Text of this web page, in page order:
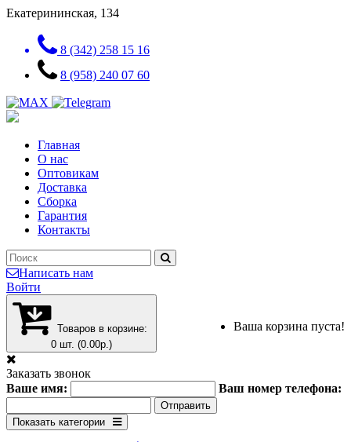
Екатерининская, 134
8 (342) 258 15 16
8 (958) 240 07 60
Главная
О нас
Оптовикам
Доставка
Сборка
Гарантия
Контакты
Написать нам
Войти
Товаров в корзине:
0 шт. (0.00р.)
Ваша корзина пуста!
Заказать звонок
Ваше имя:
Ваш номер телефона:
Показать категории